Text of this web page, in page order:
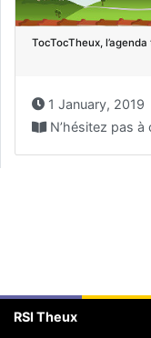
TocTocTheux,
1 January, 2019
N’hésitez pas à
RSI Theux